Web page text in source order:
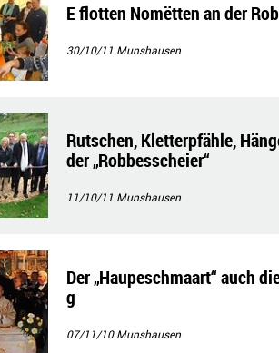
E flotten Nomëtten an der
30/10/11 Munshausen
Rutschen, Kletterpfähle,
der „Robbesscheier“
11/10/11 Munshausen
Der „Haupeschmaart“ auch
g
07/11/10Munshausen